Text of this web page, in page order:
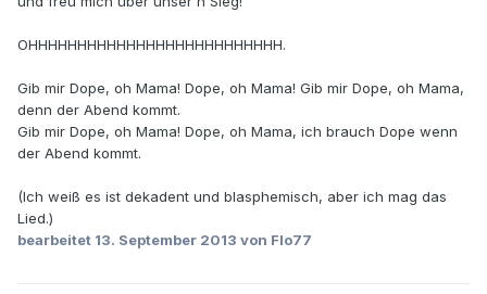
OHHHHHHHHHHHHHHHHHHHHHHHHHH.
Gib mir Dope, oh Mama! Dope, oh Mama! Gib mir Dope, oh Mama,
denn der Abend kommt.
Gib mir Dope, oh Mama! Dope, oh Mama, ich brauch Dope wenn
der Abend kommt.
(Ich weiß es ist dekadent und blasphemisch, aber ich mag das
Lied.)
bearbeitet 13. September 2013 von Flo77